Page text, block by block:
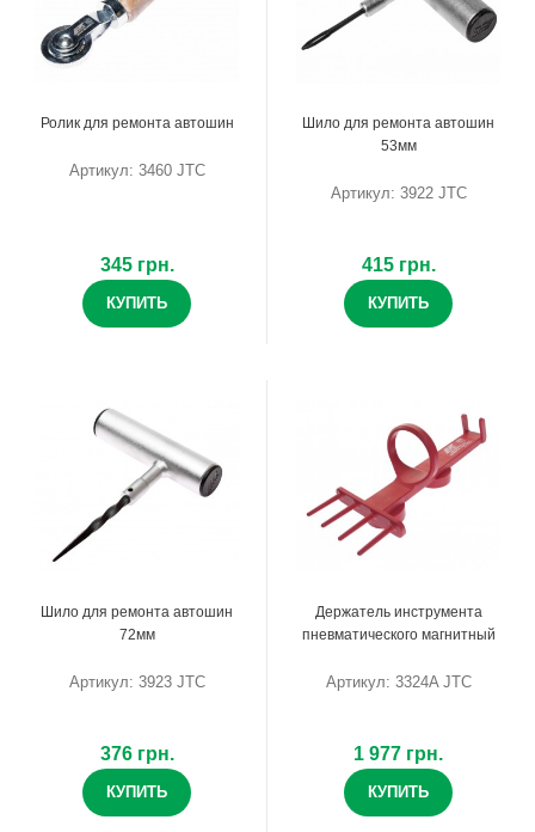
Ролик для ремонта автошин
Артикул: 3460 JTC
345 грн.
КУПИТЬ
Шило для ремонта автошин
53мм
Артикул: 3922 JTC
415 грн.
КУПИТЬ
Шило для ремонта автошин
72мм
Артикул: 3923 JTC
376 грн.
КУПИТЬ
Держатель инструмента
пневматического магнитный
Артикул: 3324A JTC
1 977 грн.
КУПИТЬ